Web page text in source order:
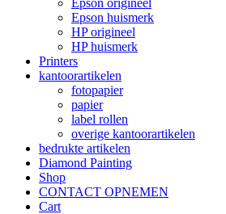
Epson origineel
Epson huismerk
HP origineel
HP huismerk
Printers
kantoorartikelen
fotopapier
papier
label rollen
overige kantoorartikelen
bedrukte artikelen
Diamond Painting
Shop
CONTACT OPNEMEN
Cart